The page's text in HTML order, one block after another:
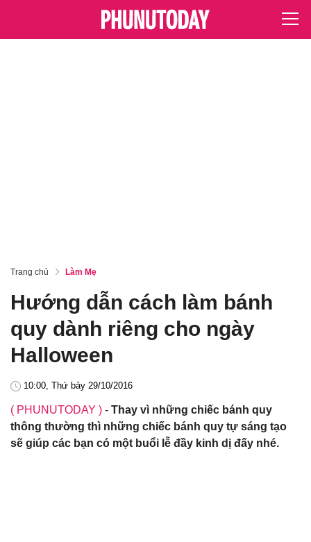
Trang chủ Làm Mẹ
Hướng dẫn cách làm bánh
quy dành riêng cho ngày
Halloween
10:00, Thứ bảy 29/10/2016
( PHUNUTODAY ) - Thay vì những chiếc bánh quy
thông thường thì những chiếc bánh quy tự sáng tạo
sẽ giúp các bạn có một buổi lễ đầy kinh dị đấy nhé.